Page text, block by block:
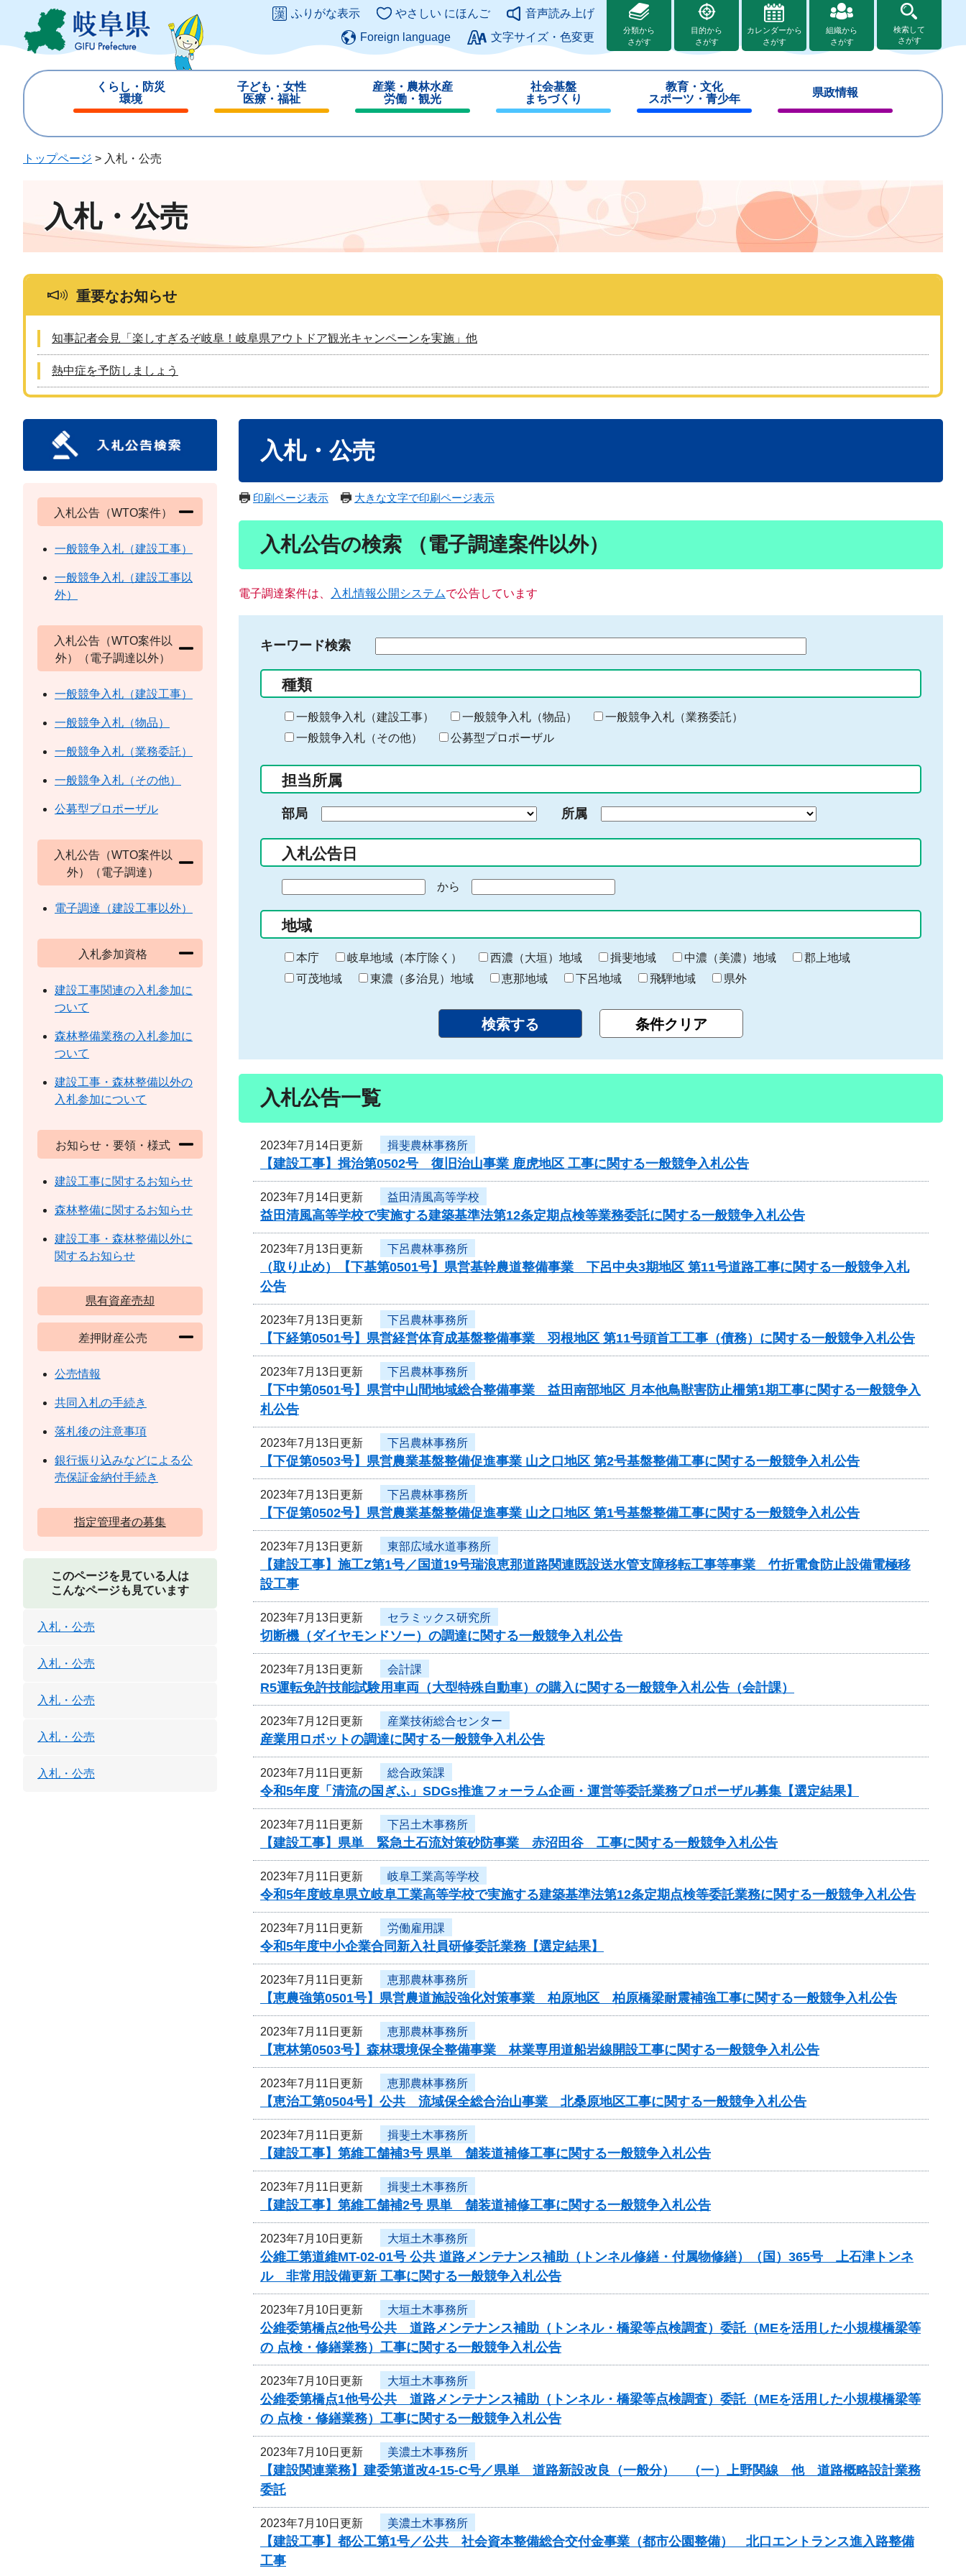
ジ
ュ
このページの本文へ
ふりがな表示 やさしい にほんご
音声読み上げ
Foreign language
文字サイズ・色変更
分類から
さがす
目的から
さがす
カレンダーから
さがす
組織から
さがす
検索して
さがす
くらし・防災
環境
じ
子ども・女性
医療・福祉
じ
産業・農林水産
労働・観光
じ
社会基盤
まちづくり
じ
教育・文化
スポーツ・青少年
じ
県政情報
じ
トップページ > 入札・公売
入札・公売
重要なお知らせ
知事記者会見「楽しすぎるぞ岐阜！岐阜県アウトドア観光キャンペーンを実施」他
熱中症を予防しましょう
入札・公売
印刷ページ表示 大きな文字で印刷ページ表示
入札公告の検索 （電子調達案件以外）
電子調達案件は、 入札情報公開システムで公告しています
キーワード検索
る
キ
ー
ー
入
力
種類
一般競争入札（建設工事） 一般競争入札（物品）
一般競争入札（業務委託）
一般競争入札（その他）
公募型プロポーザル
担当所属
部局 所属
入札公告日
の
始
ま
り
から
終
わ
り
地域
本庁 岐阜地域（本庁除く） 西濃（大垣）地域 揖斐地域 中濃（美濃）地域
郡上地域
可茂地域
東濃（多治見）地域 恵那地域 下呂地域 飛騨地域 県外
入札公告一覧
2023年7月14日更新 揖斐農林事務所
【建設工事】揖治第0502号 復旧治山事業 鹿虎地区 工事に関する一般競争入札公告
2023年7月14日更新 益田清風高等学校
益田清風高等学校で実施する建築基準法第12条定期点検等業務委託に関する一般競争入札公告
2023年7月13日更新 下呂農林事務所
（取り止め）【下基第0501号】県営基幹農道整備事業 下呂中央3期地区 第11号道路工事に関する一般競争入札
公告
2023年7月13日更新 下呂農林事務所
【下経第0501号】県営経営体育成基盤整備事業 羽根地区 第11号頭首工工事（債務）に関する一般競争入札公告
2023年7月13日更新 下呂農林事務所
【下中第0501号】県営中山間地域総合整備事業 益田南部地区 月本他鳥獣害防止柵第1期工事に関する一般競争入
札公告
2023年7月13日更新 下呂農林事務所
【下促第0503号】県営農業基盤整備促進事業 山之口地区 第2号基盤整備工事に関する一般競争入札公告
2023年7月13日更新 下呂農林事務所
【下促第0502号】県営農業基盤整備促進事業 山之口地区 第1号基盤整備工事に関する一般競争入札公告
2023年7月13日更新 東部広域水道事務所
【建設工事】施工Z第1号／国道19号瑞浪恵那道路関連既設送水管支障移転工事等事業 竹折電食防止設備電極移
設工事
2023年7月13日更新 セラミックス研究所
切断機（ダイヤモンドソー）の調達に関する一般競争入札公告
2023年7月13日更新 会計課
R5運転免許技能試験用車両（大型特殊自動車）の購入に関する一般競争入札公告（会計課）
2023年7月12日更新 産業技術総合センター
産業用ロボットの調達に関する一般競争入札公告
2023年7月11日更新 総合政策課
令和5年度「清流の国ぎふ」SDGs推進フォーラム企画・運営等委託業務プロポーザル募集【選定結果】
2023年7月11日更新 下呂土木事務所
【建設工事】県単 緊急土石流対策砂防事業 赤沼田谷 工事に関する一般競争入札公告
2023年7月11日更新 岐阜工業高等学校
令和5年度岐阜県立岐阜工業高等学校で実施する建築基準法第12条定期点検等委託業務に関する一般競争入札公告
2023年7月11日更新 労働雇用課
令和5年度中小企業合同新入社員研修委託業務【選定結果】
2023年7月11日更新 恵那農林事務所
【恵農強第0501号】県営農道施設強化対策事業 柏原地区 柏原橋梁耐震補強工事に関する一般競争入札公告
2023年7月11日更新 恵那農林事務所
【恵林第0503号】森林環境保全整備事業 林業専用道船岩線開設工事に関する一般競争入札公告
2023年7月11日更新 恵那農林事務所
【恵治工第0504号】公共 流域保全総合治山事業 北桑原地区工事に関する一般競争入札公告
2023年7月11日更新 揖斐土木事務所
【建設工事】第維工舗補3号 県単 舗装道補修工事に関する一般競争入札公告
2023年7月11日更新 揖斐土木事務所
【建設工事】第維工舗補2号 県単 舗装道補修工事に関する一般競争入札公告
2023年7月10日更新 大垣土木事務所
公維工第道維MT-02-01号 公共 道路メンテナンス補助（トンネル修繕・付属物修繕）（国）365号 上石津トンネ
ル 非常用設備更新 工事に関する一般競争入札公告
2023年7月10日更新 大垣土木事務所
公維委第橋点2他号公共 道路メンテナンス補助（トンネル・橋梁等点検調査）委託（MEを活用した小規模橋梁等
の 点検・修繕業務）工事に関する一般競争入札公告
2023年7月10日更新 大垣土木事務所
公維委第橋点1他号公共 道路メンテナンス補助（トンネル・橋梁等点検調査）委託（MEを活用した小規模橋梁等
の 点検・修繕業務）工事に関する一般競争入札公告
2023年7月10日更新 美濃土木事務所
【建設関連業務】建委第道改4-15-C号／県単 道路新設改良（一般分） （一）上野関線 他 道路概略設計業務
委託
2023年7月10日更新 美濃土木事務所
【建設工事】都公工第1号／公共 社会資本整備総合交付金事業（都市公園整備） 北口エントランス進入路整備
工事
入札公告（WTO案件）
一般競争入札（建設工事）
一般競争入札（建設工事以
外）
入札公告（WTO案件以
外）（電子調達以外）
一般競争入札（建設工事）
一般競争入札（物品）
一般競争入札（業務委託）
一般競争入札（その他）
公募型プロポーザル
入札公告（WTO案件以
外）（電子調達）
電子調達（建設工事以外）
入札参加資格
建設工事関連の入札参加に
ついて
森林整備業務の入札参加に
ついて
建設工事・森林整備以外の
入札参加について
お知らせ・要領・様式
建設工事に関するお知らせ
森林整備に関するお知らせ
建設工事・森林整備以外に
関するお知らせ
県有資産売却
差押財産公売
公売情報
共同入札の手続き
落札後の注意事項
銀行振り込みなどによる公
売保証金納付手続き
指定管理者の募集
このページを見ている人は
こんなページも見ています
入札・公売
入札・公売
入札・公売
入札・公売
入札・公売